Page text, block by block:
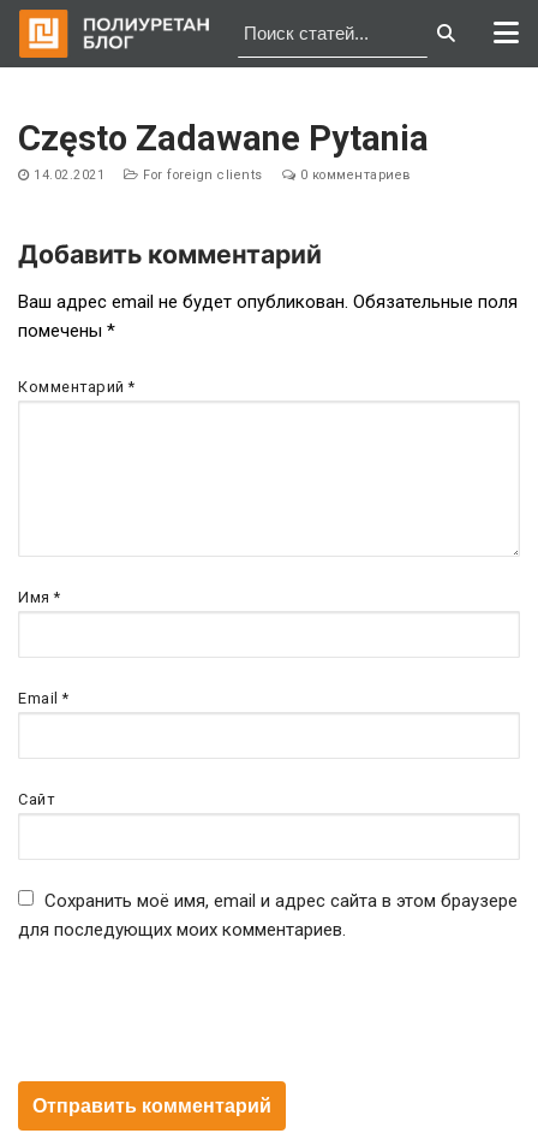
содержимому
Często Zadawane Pytania
14.02.2021 For foreign clients 0 комментариев
Навигация
по
записям
Добавить комментарий
Ваш адрес email не будет опубликован. Обязательные поля
помечены *
Комментарий*
Имя*
Email*
Сайт
Сохранить моё имя, email и адрес сайта в этом браузере
для последующих моих комментариев.